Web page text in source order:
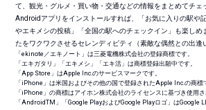
て、観光・グルメ・買い物・交通などの情報をまとめてチェ
Androidアプリをインストールすれば、「お気に入りの駅や
やエキメシの投稿」「全国の駅へのチェックイン」も楽しめ
たをワクワクさせるセレンディピティ（素敵な偶然との出逢
「ekinote／エキノート」は三菱電機株式会社の登録商標です。
「エキガタリ」「エキメシ」「エキ活」は商標登録出願中です。
「App Store」はApple Inc.のサービスマークです。
「iPhone」は米国およびその他の国で登録されたApple Inc.の商標
「iPhone」の商標はアイホン株式会社のライセンスに基づき使用さ
「AndroidTM 」「Google PlayおよびGoogle Playロゴ」はGoogle